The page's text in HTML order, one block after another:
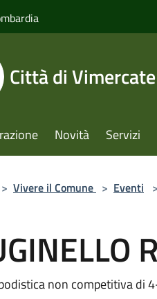
Città di Vimercate
Novità Servizi
> Vivere il Comune > Eventi >
non competitiva di